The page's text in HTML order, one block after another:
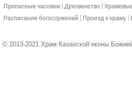
Приписные часовни Духовенство
Расписание богослужений
Проезд к храму
© 2013-2021 Храм Казанской иконы